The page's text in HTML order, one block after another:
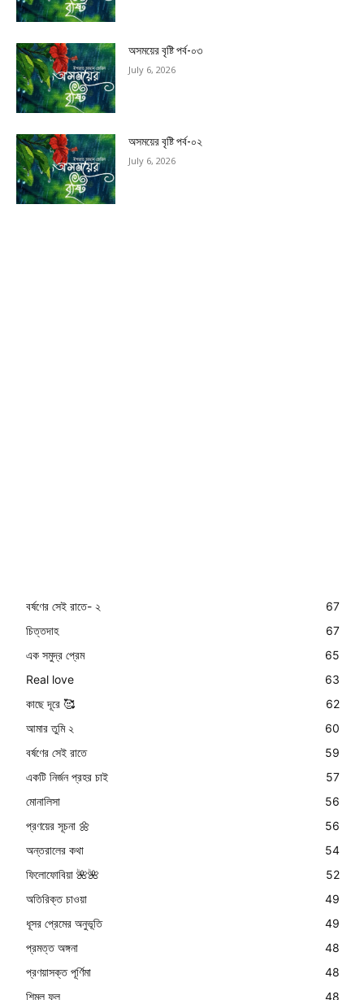
অসময়ের বৃষ্টি পর্ব-০৩
July 6, 2026
অসময়ের বৃষ্টি পর্ব-০২
July 6, 2026
বর্ষণের সেই রাতে- ২
67
চিত্তদাহ
67
এক সমুদ্র প্রেম
65
Real love
63
কাছে দূরে 🥰
62
আমার তুমি ২
60
বর্ষণের সেই রাতে
59
একটি নির্জন প্রহর চাই
57
মোনালিসা
56
প্রণয়ের সূচনা 🌼
56
অন্তরালের কথা
54
ফিলোফোবিয়া 🌺🌺
52
অতিরিক্ত চাওয়া
49
ধূসর প্রেমের অনুভূতি
49
প্রমত্ত অঙ্গনা
48
প্রণয়াসক্ত পূর্ণিমা
48
শিমুল ফুল
48